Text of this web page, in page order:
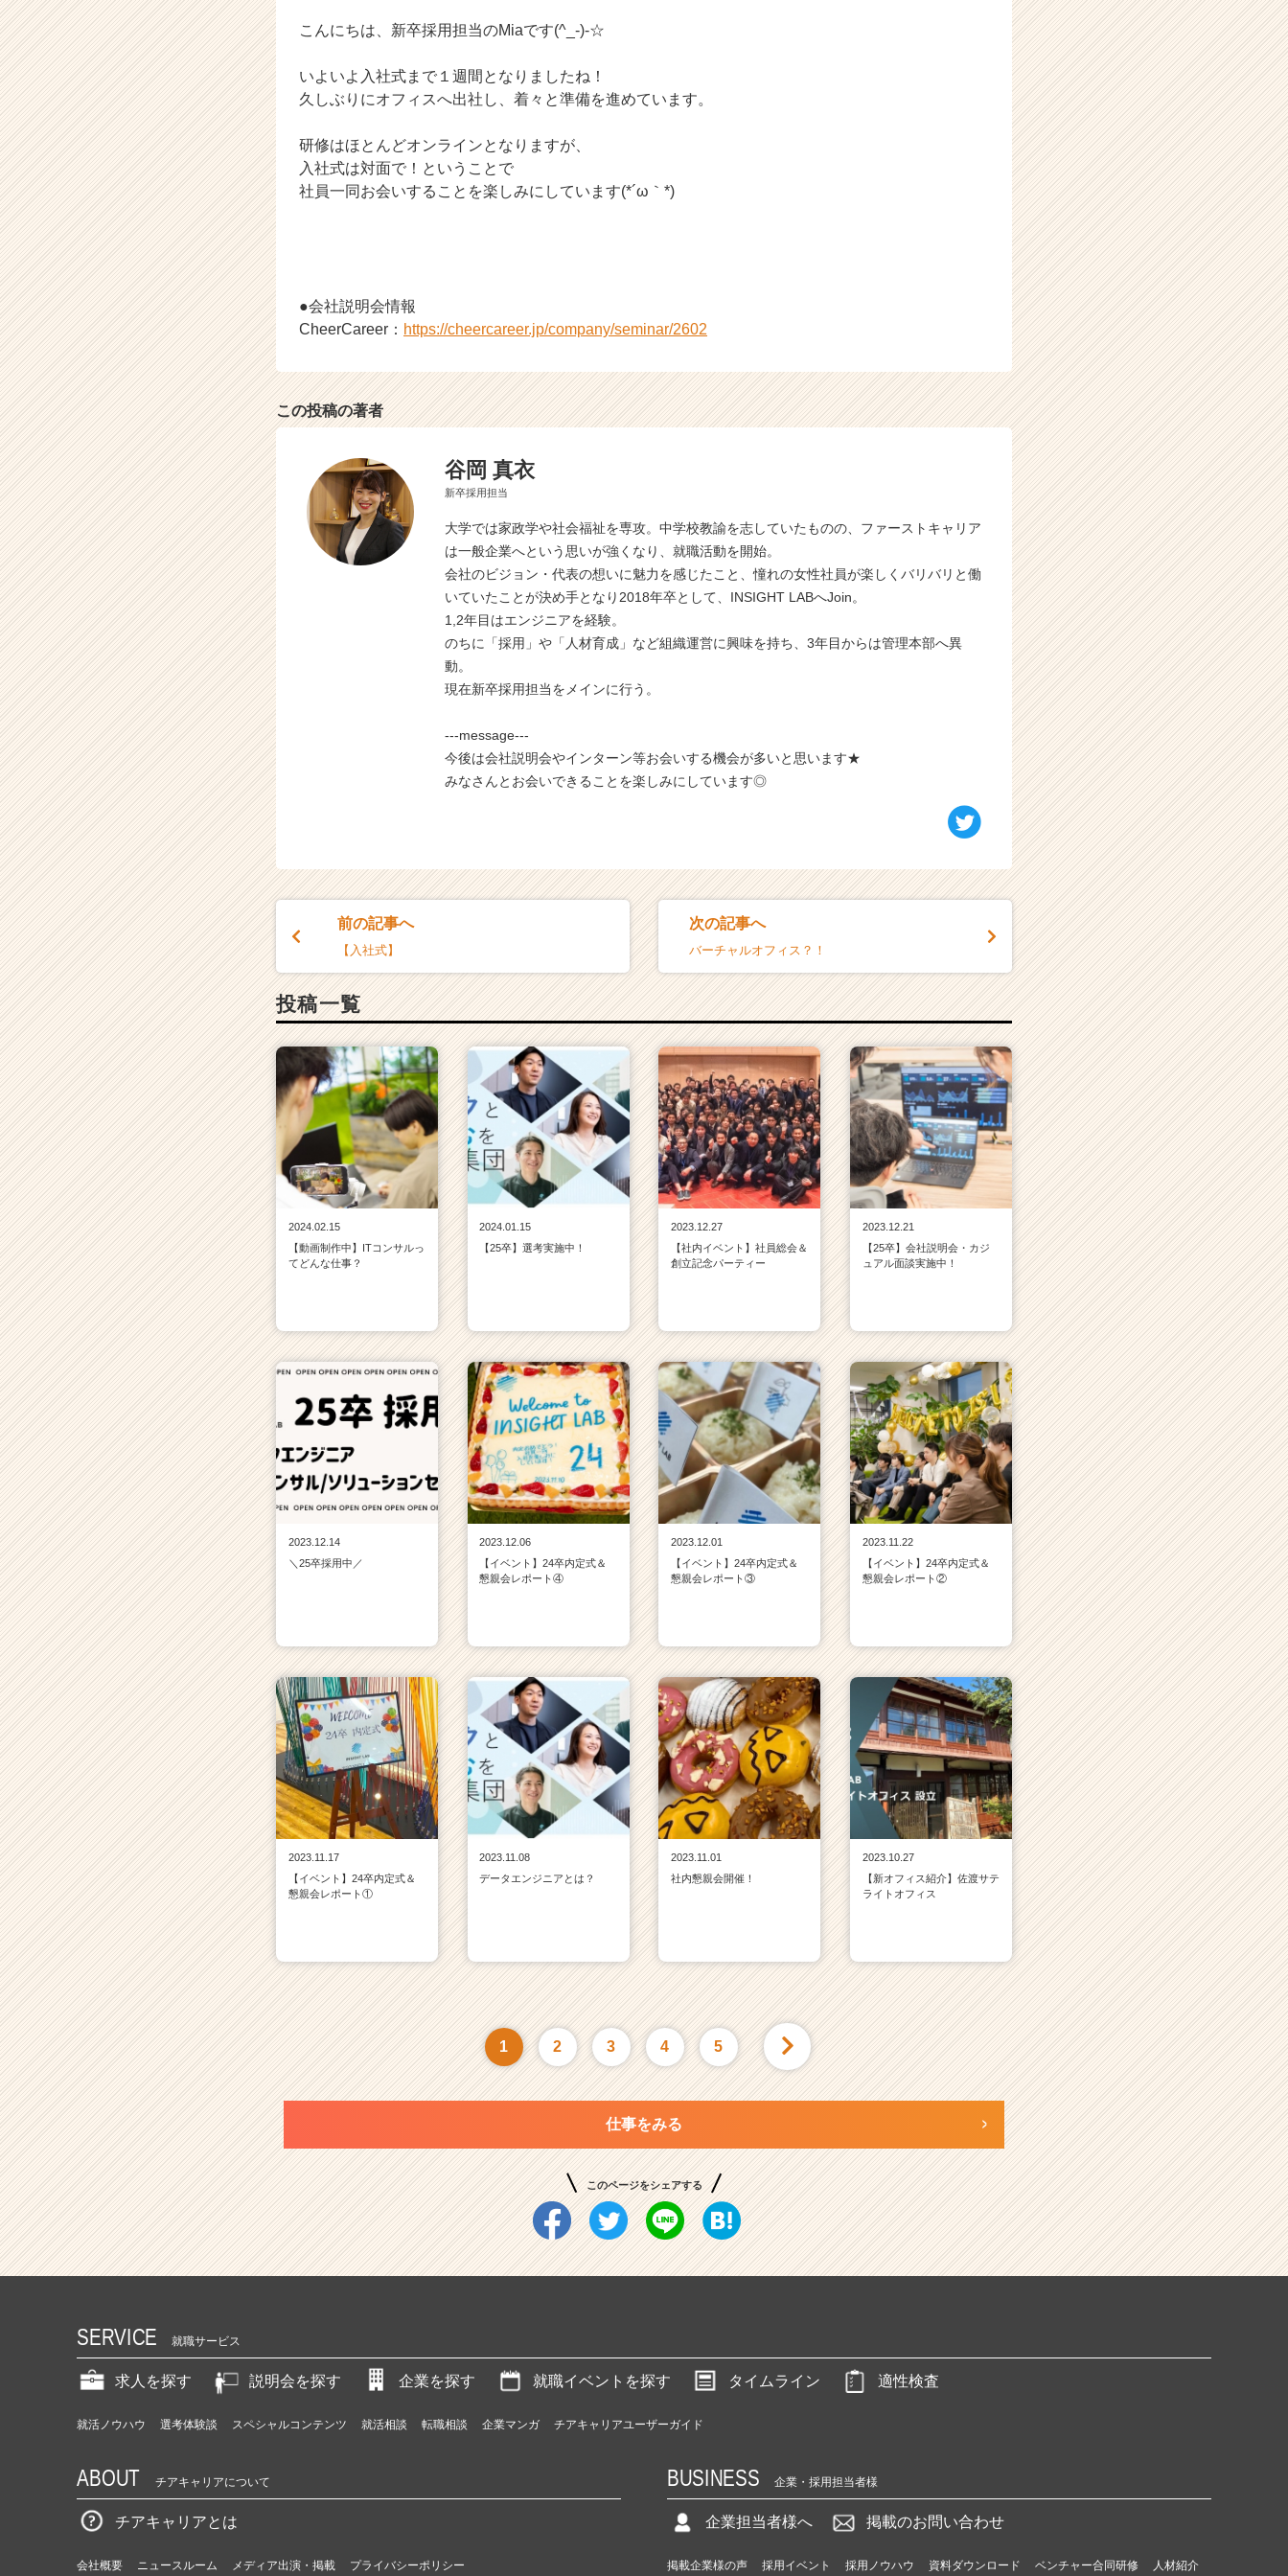
こんにちは、新卒採用担当のMiaです(^_-)-☆
いよいよ入社式まで１週間となりましたね！
久しぶりにオフィスへ出社し、着々と準備を進めています。
研修はほとんどオンラインとなりますが、
入社式は対面で！ということで
社員一同お会いすることを楽しみにしています(*´ω｀*)
●会社説明会情報
CheerCareer： https://cheercareer.jp/company/seminar/2602
この投稿の著者
谷岡 真衣
新卒採用担当
大学では家政学や社会福祉を専攻。中学校教諭を志していたものの、ファーストキャリア
は一般企業へという思いが強くなり、就職活動を開始。
会社のビジョン・代表の想いに魅力を感じたこと、憧れの女性社員が楽しくバリバリと働
いていたことが決め手となり2018年卒として、INSIGHT LABへJoin。
1,2年目はエンジニアを経験。
のちに「採用」や「人材育成」など組織運営に興味を持ち、3年目からは管理本部へ異
動。
現在新卒採用担当をメインに行う。
---message---
今後は会社説明会やインターン等お会いする機会が多いと思います★
みなさんとお会いできることを楽しみにしています◎
前の記事へ
【入社式】
次の記事へ
バーチャルオフィス？！
投稿一覧
2024.02.15
【動画制作中】ITコンサルっ
てどんな仕事？
2024.01.15
【25卒】選考実施中！
2023.12.27
【社内イベント】社員総会＆
創立記念パーティー
2023.12.21
【25卒】会社説明会・カジ
ュアル面談実施中！
2023.12.14
＼25卒採用中／
2023.12.06
【イベント】24卒内定式＆
懇親会レポート④
2023.12.01
【イベント】24卒内定式＆
懇親会レポート③
2023.11.22
【イベント】24卒内定式＆
懇親会レポート②
2023.11.17
【イベント】24卒内定式＆
懇親会レポート①
2023.11.08
データエンジニアとは？
2023.11.01
社内懇親会開催！
2023.10.27
【新オフィス紹介】佐渡サテ
ライトオフィス
1 2 3 4 5
仕事をみる
このページをシェアする
SERVICE 就職サービス
求人を探す 説明会を探す 企業を探す 就職イベントを探す タイムライン 適性検査
就活ノウハウ 選考体験談 スペシャルコンテンツ 就活相談 転職相談 企業マンガ チアキャリアユーザーガイド
ABOUT チアキャリアについて
チアキャリアとは
会社概要 ニュースルーム メディア出演・掲載 プライバシーポリシー
BUSINESS 企業・採用担当者様
企業担当者様へ 掲載のお問い合わせ
掲載企業様の声 採用イベント 採用ノウハウ 資料ダウンロード ベンチャー合同研修 人材紹介